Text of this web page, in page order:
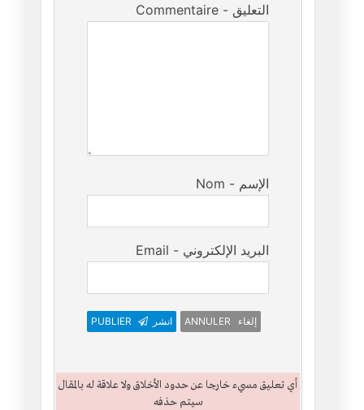
Commentaire - التعليق
Nom - الإسم
Email - البريد الإلكتروني
PUBLIER انشر ANNULER إلغاء
أي تعليق مسيء خارجا عن حدود الأخلاق ولا علاقة له بالمقال
سيتم حذفه